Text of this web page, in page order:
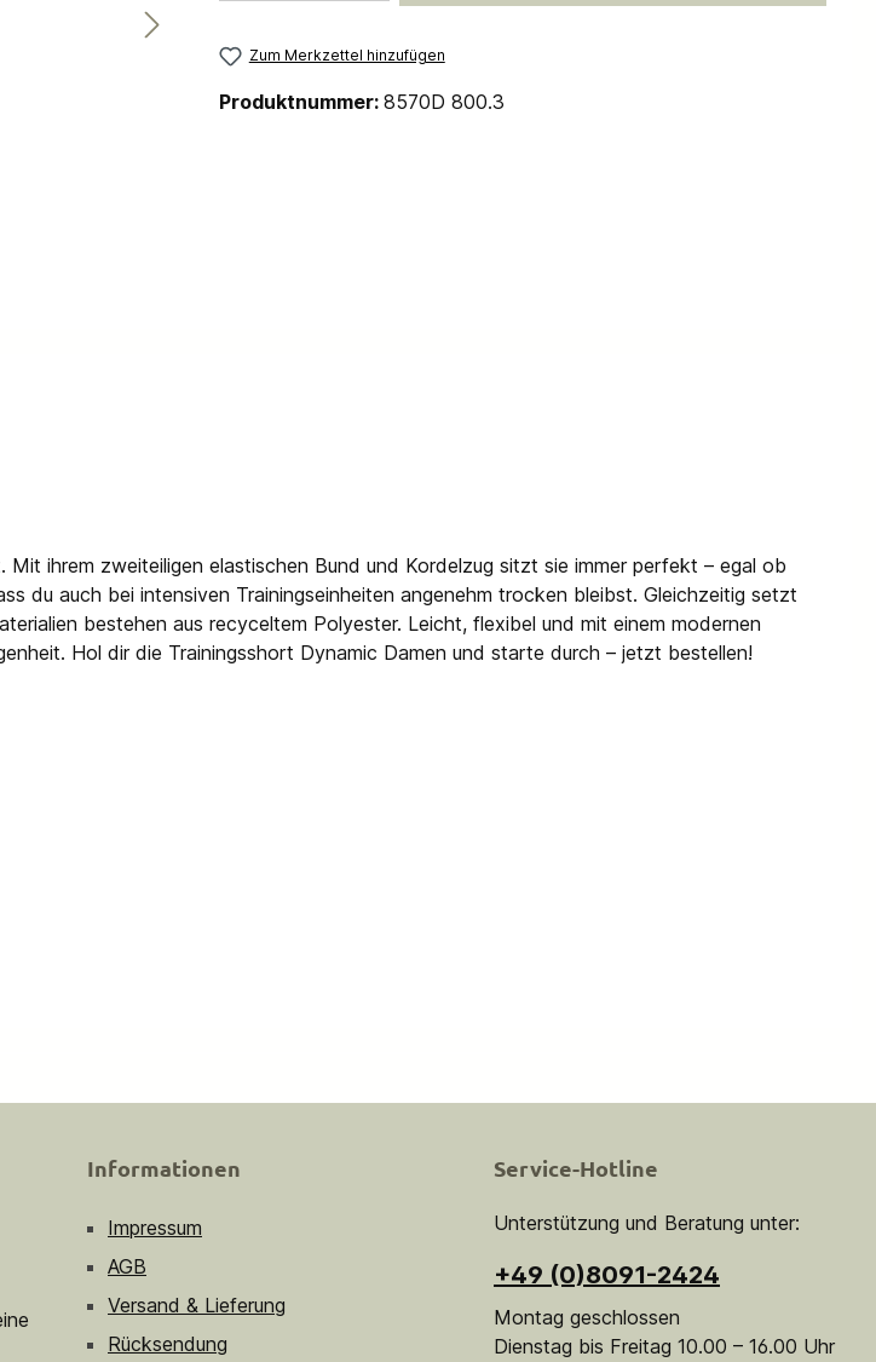
Zum Merkzettel hinzufügen
Produktnummer: 8570D 800.3
ihrem zweiteiligen elastischen Bund und Kordelzug sitzt sie immer perfekt – egal ob
du auch bei intensiven Trainingseinheiten angenehm trocken bleibst. Gleichzeitig setzt
bestehen aus recyceltem Polyester. Leicht, flexibel und mit einem modernen
Hol dir die Trainingsshort Dynamic Damen und starte durch – jetzt bestellen!
Informationen
Impressum
AGB
Versand & Lieferung
Rücksendung
Service-Hotline
Unterstützung und Beratung unter:
+49 (0)8091-2424
Montag geschlossen
Dienstag bis Freitag 10.00 – 16.00 Uhr